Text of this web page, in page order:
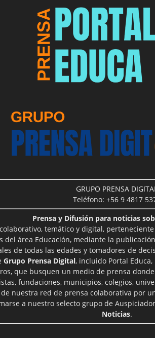
GRUPO PRENSA DIGITAL
Teléfono: +56 9 4817
Prensa y Difusión para noticias
temático y digital, perteneciente
del área Educación, mediante la
de todas las edades y tomadores de
Grupo Prensa Digital, incluido Portal
que busquen un medio de prensa
fundaciones, municipios, colegios,
nuestra red de prensa colaborativa por
a nuestro selecto grupo de
Noticias.